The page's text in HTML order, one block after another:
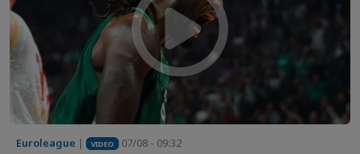
Euroleague | VIDEO 07/08 - 09:32